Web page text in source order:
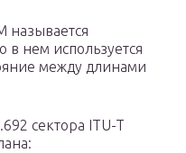
называется
в нем используется
между длинами
сектора ITU-T